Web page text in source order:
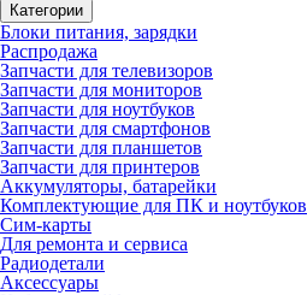
Категории
Блоки питания, зарядки
Распродажа
Запчасти для телевизоров
Запчасти для мониторов
Запчасти для ноутбуков
Запчасти для смартфонов
Запчасти для планшетов
Запчасти для принтеров
Аккумуляторы, батарейки
Комплектующие для ПК и ноутбуков
Сим-карты
Для ремонта и сервиса
Радиодетали
Аксессуары